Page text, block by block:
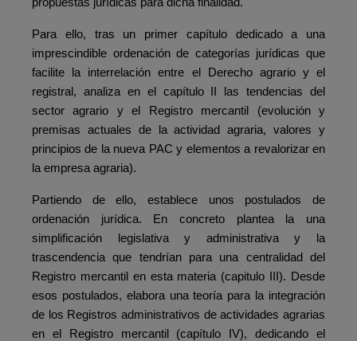
Para ello, tras un primer capítulo dedicado a una
imprescindible ordenación de categorías jurídicas que
facilite la interrelación entre el Derecho agrario y el
registral, analiza en el capítulo II las tendencias del
sector agrario y el Registro mercantil (evolución y
premisas actuales de la actividad agraria, valores y
principios de la nueva PAC y elementos a revalorizar en
la empresa agraria).
Partiendo de ello, establece unos postulados de
ordenación jurídica. En concreto plantea la una
simplificación legislativa y administrativa y la
trascendencia que tendrían para una centralidad del
Registro mercantil en esta materia (capitulo III). Desde
esos postulados, elabora una teoría para la integración
de los Registros administrativos de actividades agrarias
en el Registro mercantil (capítulo IV), dedicando el